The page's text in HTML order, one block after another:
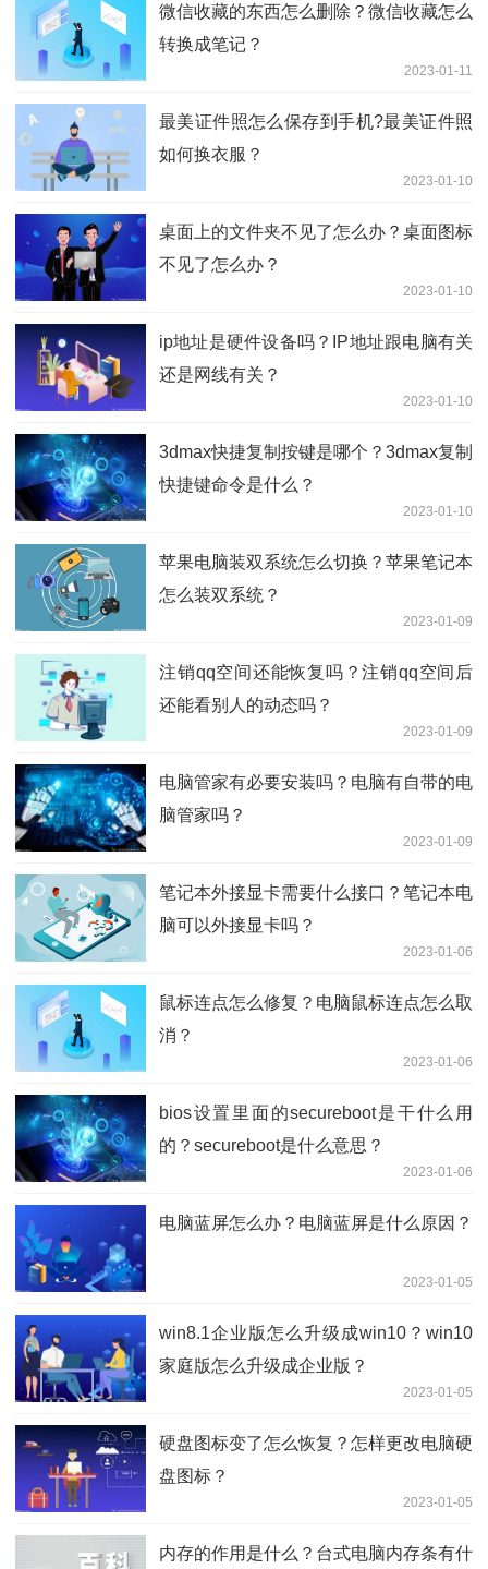
微信收藏的东西怎么删除？微信收藏怎么
转换成笔记？
2023-01-11
最美证件照怎么保存到手机?最美证件照
如何换衣服？
2023-01-10
桌面上的文件夹不见了怎么办？桌面图标
不见了怎么办？
2023-01-10
ip地址是硬件设备吗？IP地址跟电脑有关
还是网线有关？
2023-01-10
3dmax快捷复制按键是哪个？3dmax复制
快捷键命令是什么？
2023-01-10
苹果电脑装双系统怎么切换？苹果笔记本
怎么装双系统？
2023-01-09
注销qq空间还能恢复吗？注销qq空间后
还能看别人的动态吗？
2023-01-09
电脑管家有必要安装吗？电脑有自带的电
脑管家吗？
2023-01-09
笔记本外接显卡需要什么接口？笔记本电
脑可以外接显卡吗？
2023-01-06
鼠标连点怎么修复？电脑鼠标连点怎么取
消？
2023-01-06
bios设置里面的secureboot是干什么用
的？secureboot是什么意思？
2023-01-06
电脑蓝屏怎么办？电脑蓝屏是什么原因？
2023-01-05
win8.1企业版怎么升级成win10？win10
家庭版怎么升级成企业版？
2023-01-05
硬盘图标变了怎么恢复？怎样更改电脑硬
盘图标？
2023-01-05
内存的作用是什么？台式电脑内存条有什